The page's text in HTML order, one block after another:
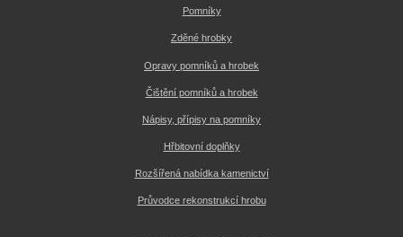
Pomníky
Zděné hrobky
Opravy pomníků a hrobek
Čištění pomníků a hrobek
Nápisy, přípisy na pomníky
Hřbitovní doplňky
Rozšířená nabídka kamenictví
Průvodce rekonstrukcí hrobu